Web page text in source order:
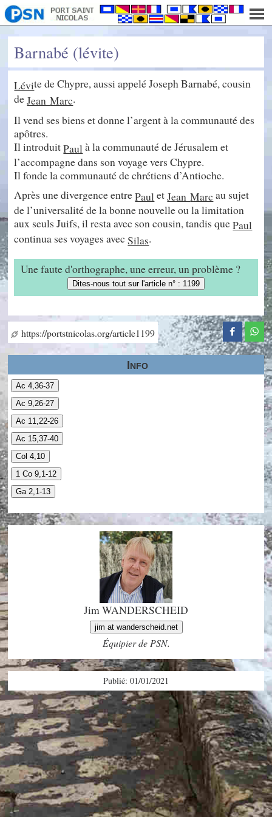
Barnabé (lévite)
Lévite de Chypre, aussi appelé Joseph Barnabé, cousin
deJeanMarc.
Il vend ses biens et donne l’argent à la communauté des
apôtres.
Il introduitPaulà la communauté de Jérusalem et
l’accompagne dans son voyage vers Chypre.
Il fonde la communauté de chrétiens d’Antioche.
Après une divergence entrePauletJeanMarc au sujet
de l’universalité de la bonne nouvelle ou la limitation
aux seuls Juifs, il resta avec son cousin, tandis quePaul
continua ses voyages avecSilas.
Une faute d'orthographe, une erreur, un problème ?
Dites-nous tout sur l'article n° : 1199
https://portstnicolas.org/article1199
Info
Ac 4,36-37
Ac 9,26-27
Ac 11,22-26
Ac 15,37-40
Col 4,10
1 Co 9,1-12
Ga 2,1-13
Jim WANDERSCHEID
jim at wanderscheid.net
Équipier de PSN.
Publié: 01/01/2021